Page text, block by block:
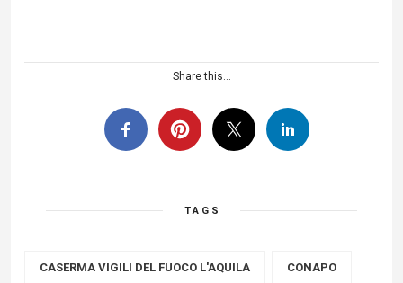
Share this...
TAGS
CASERMA VIGILI DEL FUOCO L'AQUILA CONAPO